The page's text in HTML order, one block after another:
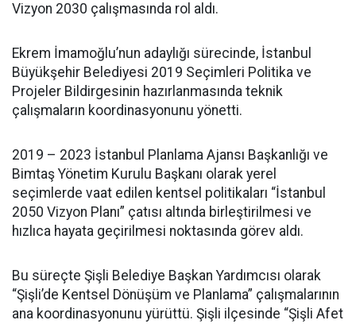
Vizyon 2030 çalışmasında rol aldı.
Ekrem İmamoğlu’nun adaylığı sürecinde, İstanbul
Büyükşehir Belediyesi 2019 Seçimleri Politika ve
Projeler Bildirgesinin hazırlanmasında teknik
çalışmaların koordinasyonunu yönetti.
2019 – 2023 İstanbul Planlama Ajansı Başkanlığı ve
Bimtaş Yönetim Kurulu Başkanı olarak yerel
seçimlerde vaat edilen kentsel politikaları “İstanbul
2050 Vizyon Planı” çatısı altında birleştirilmesi ve
hızlıca hayata geçirilmesi noktasında görev aldı.
Bu süreçte Şişli Belediye Başkan Yardımcısı olarak
“Şişli’de Kentsel Dönüşüm ve Planlama” çalışmalarının
ana koordinasyonunu yürüttü. Şişli ilçesinde “Şişli Afet